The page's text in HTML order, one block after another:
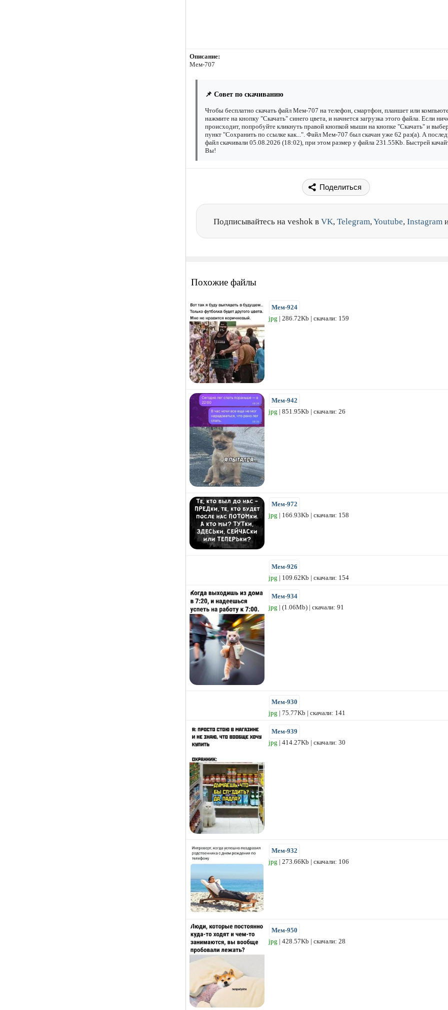
Описание:
Мем-707
📌 Совет по скачиванию
Чтобы бесплатно скачать файл Мем-707 на телефон, смартфон, планшет или
нажмите на кнопку "Скачать" синего цвета, и начнется загрузка этого файла. Если
происходит, попробуйте кликнуть правой кнопкой мыши на кнопке "Скачать" и
пункт "Сохранить по ссылке как...". Файл Мем-707 был скачан уже 62 раз(а). А
файл скачивали 05.08.2026 (18:02), при этом размер у файла 231.55Kb. Быстрей
Вы!
Поделиться
Подписывайтесь на veshok в VK, Telegram, Youtube, Instagram
Похожие файлы
Мем-924
jpg | 286.72Kb | скачали: 159
Мем-942
jpg | 851.95Kb | скачали: 26
Мем-972
jpg | 166.93Kb | скачали: 158
Мем-926
jpg | 109.62Kb | скачали: 154
Мем-934
jpg | (1.06Mb) | скачали: 91
Мем-930
jpg | 75.77Kb | скачали: 141
Мем-939
jpg | 414.27Kb | скачали: 30
Мем-932
jpg | 273.66Kb | скачали: 106
Мем-950
jpg | 428.57Kb | скачали: 28